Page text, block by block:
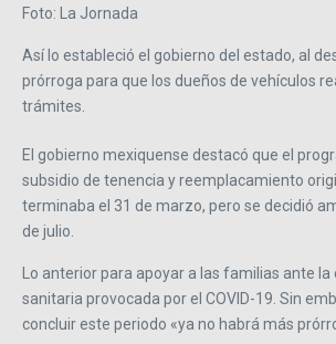
Foto: La Jornada
Así lo estableció el gobierno del estado, al
prórroga para que los dueños de vehículos
trámites.
El gobierno mexiquense destacó que el
subsidio de tenencia y reemplacamiento
terminaba el 31 de marzo, pero se decidió
de julio.
Lo anterior para apoyar a las familias ante
sanitaria provocada por el COVID-19. Sin
concluir este periodo «ya no habrá más